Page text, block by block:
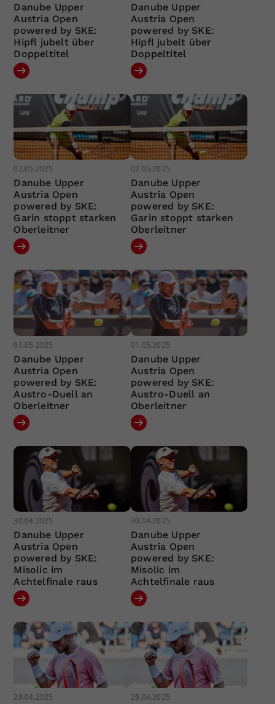
Danube Upper
Austria Open
powered by SKE:
Hipfl jubelt über
Doppeltitel
Danube Upper
Austria Open
powered by SKE:
Hipfl jubelt über
Doppeltitel
02.05.2025
Danube Upper
Austria Open
powered by SKE:
Garin stoppt starken
Oberleitner
02.05.2025
Danube Upper
Austria Open
powered by SKE:
Garin stoppt starken
Oberleitner
01.05.2025
Danube Upper
Austria Open
powered by SKE:
Austro-Duell an
Oberleitner
01.05.2025
Danube Upper
Austria Open
powered by SKE:
Austro-Duell an
Oberleitner
30.04.2025
Danube Upper
Austria Open
powered by SKE:
Misolic im
Achtelfinale raus
30.04.2025
Danube Upper
Austria Open
powered by SKE:
Misolic im
Achtelfinale raus
29.04.2025 29.04.2025